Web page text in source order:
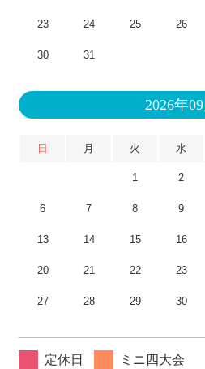
23 24 25 26
30 31
2026年09
日 月 火 水
1 2
6 7 8 9
13 14 15 16
20 21 22 23
27 28 29 30
定休日 ミニ四大会